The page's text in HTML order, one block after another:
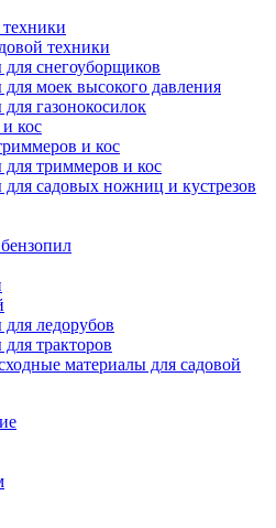
техники
техники
снегоуборщиков
моек высокого давления
газонокосилок
кос
и кос
триммеров и кос
садовых ножниц и кустрезов
ледорубов
тракторов
материалы для садовой